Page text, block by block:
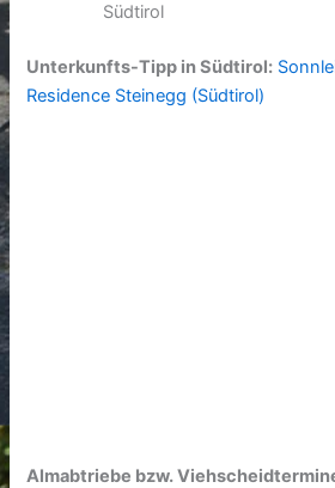
Südtirol
Unterkunfts-Tipp in Südtirol:
Residence Steinegg (Südtirol)
Almabtriebe bzw.